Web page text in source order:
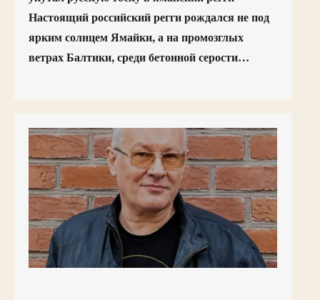
Настоящий российский регги рождался не под
ярким солнцем Ямайки, а на промозглых
ветрах Балтики, среди бетонной серости…